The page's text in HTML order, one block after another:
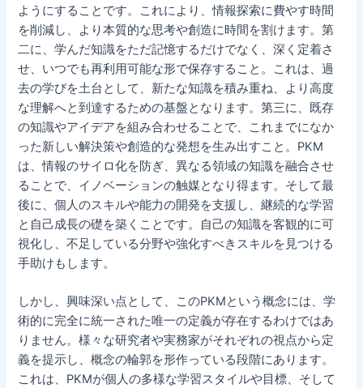
ようにすることです。これにより、情報探索に費やす時間
を削減し、より本質的な思考や創造に時間を割けます。第
二に、学んだ知識をただ記憶するだけでなく、深く定着さ
せ、いつでも再利用可能な形で保存すること。これは、過
去の学びを土台として、新たな知識を積み重ね、より高度
な理解へと到達するための基盤となります。第三に、既存
の知識やアイデアを組み合わせることで、これまでになか
った新しい解決策や創造的な発想を生み出すこと。PKM
は、情報のサイロ化を防ぎ、異なる領域の知識を融合させ
ることで、イノベーションの触媒となり得ます。そして最
後に、個人のスキルや能力の開発を支援し、継続的な学習
と自己成長の礎を築くことです。自己の知識を客観的に可
視化し、不足している分野や強化すべきスキルを見つける
手助けもします。
しかし、興味深い点として、このPKMという概念には、学
術的に完全に統一された唯一の定義が存在するわけではあ
りません。様々な研究者や実務家がそれぞれの視点から定
義を提示し、概念の輪郭を形作っている段階にあります。
これは、PKMが個人の多様な学習スタイルや目標、そして